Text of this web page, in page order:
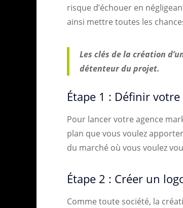
risque d’échouer en
ainsi mettre toutes les
Les clés de la création
détenteur du projet.
Étape 1 : Définir
Pour lancer votre agence
plan que vous voulez
du marché où vous voulez
Étape 2 : Créer un
Comme toute société, la